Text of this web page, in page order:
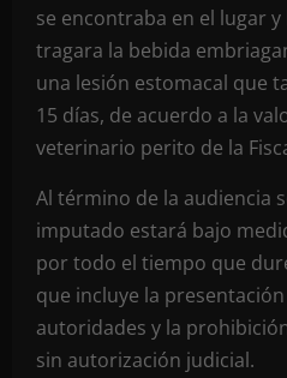
se encontraba en el lugar
tragara la bebida
una lesión estomacal que
15 días, de acuerdo a la
veterinario perito de la
Al término de la audiencia
imputado estará bajo
por todo el tiempo que
que incluye la
autoridades y la
sin autorización judicial.